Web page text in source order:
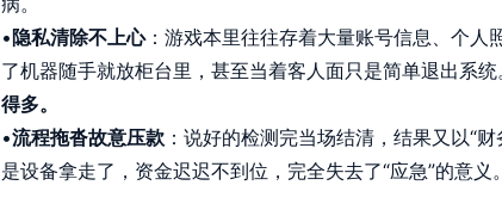
• 隐私清除不上心：游戏本里往往存着大量账号信息、个人
了机器随手就放柜台里，甚至当着客人面只是简单退出系统
得多。
•流程拖沓故意压款 ：说好的检测完当场结清，结果又以“
是设备拿走了，资金迟迟不到位，完全失去了“应急”的意义。